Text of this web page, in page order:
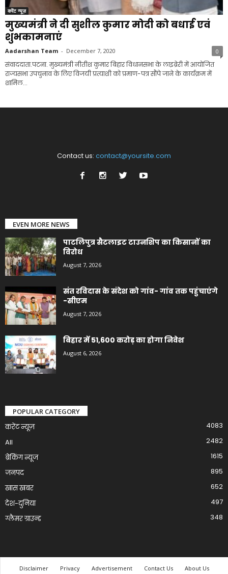
करेंट न्यूज़
मुख्यमंत्री ने दी सुशील कुमार मोदी को बधाई एवं
शुभकामनाएं
Aadarshan Team - December 7, 2020 0
संवाददाता.पटना. मुख्यमंत्री नीतीश कुमार बिहार विधानसभा के लाइब्रेरी में आयोजित
राज्यसभा उपचुनाव के लिए विजयी प्रत्याशी को प्रमाण-पत्र सौंपे जाने के कार्यक्रम में
शामिल...
Contact us: contact@yoursite.com
EVEN MORE NEWS
पाटलिपुत्र सैटलाइट टाउनशिप का किसानों का
विरोध
August 7, 2026
संत रविदास के संदेश को गांव- गांव तक पहुंचाएंगे
-सीएम
August 7, 2026
बिहार में 51,600 करोड़ का होगा निवेश
August 6, 2026
POPULAR CATEGORY
करेंट न्यूज़
4083
All
2482
ब्रेकिंग न्यूज
1615
जनपद
895
खास खबर
652
देश-दुनिया
497
ग्लैमर ग्राउन्ड
348
Disclaimer Privacy Advertisement Contact Us About Us